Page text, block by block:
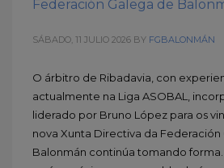
Federación Galega de
SÁBADO, 11 JULIO 2026 BY FGBALONMÁN
O árbitro de Ribadavia, con
actualmente na Liga ASOBAL,
liderado por Bruno López para os
nova Xunta Directiva da Federación
Balonmán continúa tomando